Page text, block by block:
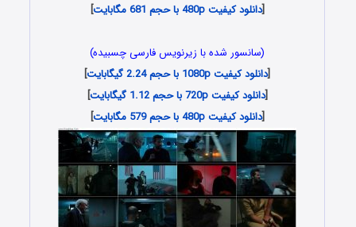
[دانلود کیفیت 480p با حجم 681 مگابایت ]
(سانسور شده با زیرنویس فارسی چسبیده)
[دانلود کیفیت 1080p با حجم 2.24 گیگابایت
]
[دانلود کیفیت 720p با حجم 1.12 گیگابایت
]
[دانلود کیفیت 480p با حجم 579 مگابایت ]